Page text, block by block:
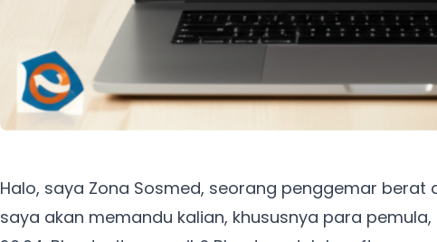
Halo, saya Zona Sosmed, seorang penggemar berat
saya akan memandu kalian, khususnya para